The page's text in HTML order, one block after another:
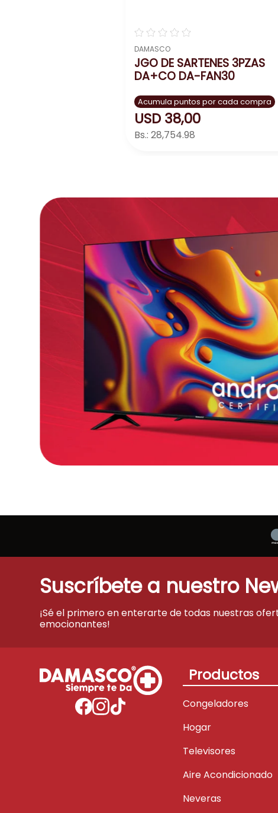
☆☆☆☆☆
DAMASCO
JGO DE SARTENES 3PZAS
DA+CO DA-FAN30
Acumula puntos por cada compra
USD 38,00
Bs.: 28,754.98
Suscríbete a nuestro
¡Sé el primero en enterarte de todas nuestras
emocionantes!
Productos
Congeladores
Hogar
Televisores
Aire Acondicionado
Neveras